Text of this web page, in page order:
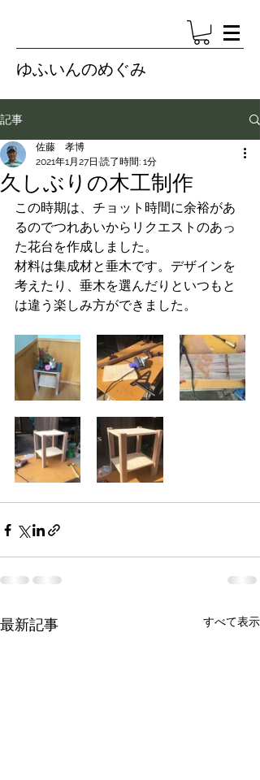
ゆふいんのめぐみ
記事
久しぶりの木工制作
佐藤 孝博
2021年1月27日 読了時間: 1分
この時期は、チョット時間に余裕があ
るのでつれあいからリクエストのあっ
た花台を作成しました。
材料は集成材と垂木です。デザインを
考えたり、垂木を選んだりといつもと
は違う楽しみ方ができました。
最新記事 すべて表示